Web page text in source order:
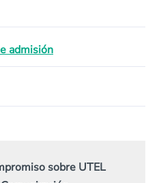
admisión
sobre UTEL